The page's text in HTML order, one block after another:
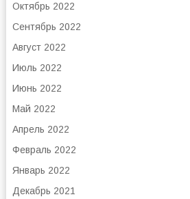
Октябрь 2022
Сентябрь 2022
Август 2022
Июль 2022
Июнь 2022
Май 2022
Апрель 2022
Февраль 2022
Январь 2022
Декабрь 2021